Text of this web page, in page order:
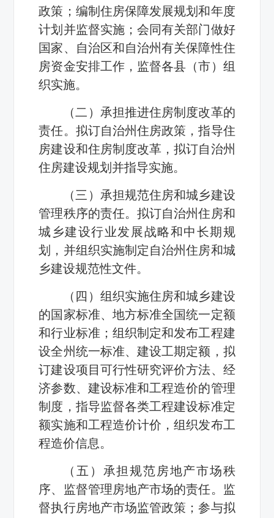
政策；编制住房保障发展规划和年度
计划并监督实施；会同有关部门做好
国家、自治区和自治州有关保障性住
房资金安排工作，监督各县（市）组
织实施。
（二）承担推进住房制度改革的
责任。拟订自治州住房政策，指导住
房建设和住房制度改革，拟订自治州
住房建设规划并指导实施。
（三）承担规范住房和城乡建设
管理秩序的责任。拟订自治州住房和
城乡建设行业发展战略和中长期规
划，并组织实施制定自治州住房和城
乡建设规范性文件。
（四）组织实施住房和城乡建设
的国家标准、地方标准全国统一定额
和行业标准；组织制定和发布工程建
设全州统一标准、建设工期定额，拟
订建设项目可行性研究评价方法、经
济参数、建设标准和工程造价的管理
制度，指导监督各类工程建设标准定
额实施和工程造价计价，组织发布工
程造价信息。
（五）承担规范房地产市场秩
序、监督管理房地产市场的责任。监
督执行房地产市场监管政策；参与拟